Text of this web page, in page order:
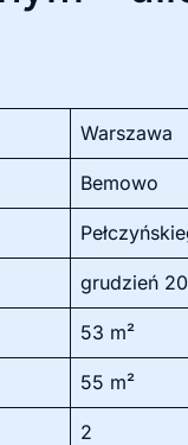
Warszawa
Bemowo
grudzień
53 m²
55 m²
2